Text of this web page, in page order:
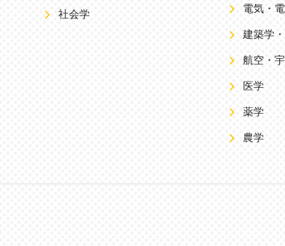
社会学
電気・
建築学
航空・
医学
薬学
農学